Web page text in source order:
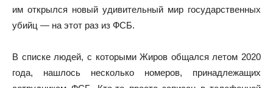
им открылся новый удивительный мир государственных
убийц — на этот раз из ФСБ.
В списке людей, с которыми Жиров общался летом 2020
года, нашлось несколько номеров, принадлежащих